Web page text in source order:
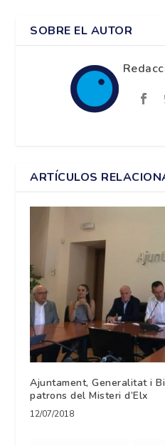
SOBRE EL AUTOR
ARTÍCULOS
Ajuntament, Generalitat i
patrons del Misteri d’Elx
12/07/2018